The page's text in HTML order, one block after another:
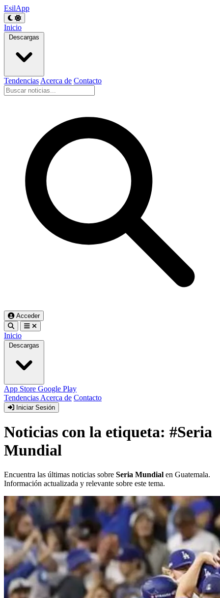
EsilApp
Inicio
Descargas
Tendencias Acerca de Contacto
Acceder
Inicio
Descargas
App Store Google Play
Tendencias Acerca de Contacto
Iniciar Sesión
Noticias con la etiqueta: #Seria
Mundial
Encuentra las últimas noticias sobre Seria Mundial en Guatemala.
Información actualizada y relevante sobre este tema.